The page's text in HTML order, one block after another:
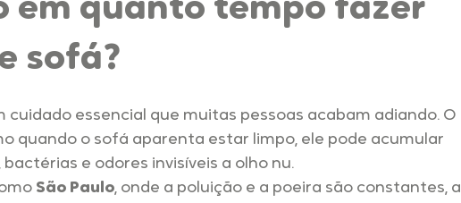
em quanto tempo fazer
sofá?
cuidado essencial que muitas pessoas acabam adiando. O
quando o sofá aparenta estar limpo, ele pode acumular
e odores invisíveis a olho nu.
São Paulo, onde a poluição e a poeira são constantes, a